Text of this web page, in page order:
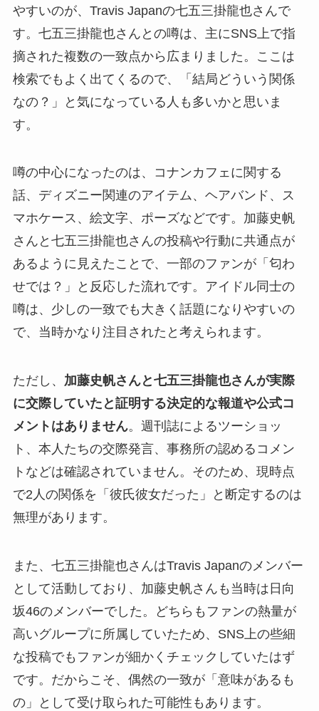
やすいのが、Travis Japanの七五三掛龍也さんで
す。七五三掛龍也さんとの噂は、主にSNS上で指
摘された複数の一致点から広まりました。ここは
検索でもよく出てくるので、「結局どういう関係
なの？」と気になっている人も多いかと思いま
す。
噂の中心になったのは、コナンカフェに関する
話、ディズニー関連のアイテム、ヘアバンド、ス
マホケース、絵文字、ポーズなどです。加藤史帆
さんと七五三掛龍也さんの投稿や行動に共通点が
あるように見えたことで、一部のファンが「匂わ
せでは？」と反応した流れです。アイドル同士の
噂は、少しの一致でも大きく話題になりやすいの
で、当時かなり注目されたと考えられます。
ただし、 加藤史帆さんと七五三掛龍也さんが実際
に交際していたと証明する決定的な報道や公式コ
メントはありません。週刊誌によるツーショッ
ト、本人たちの交際発言、事務所の認めるコメン
トなどは確認されていません。そのため、現時点
で2人の関係を「彼氏彼女だった」と断定するのは
無理があります。
また、七五三掛龍也さんはTravis Japanのメンバー
として活動しており、加藤史帆さんも当時は日向
坂46のメンバーでした。どちらもファンの熱量が
高いグループに所属していたため、SNS上の些細
な投稿でもファンが細かくチェックしていたはず
です。だからこそ、偶然の一致が「意味があるも
の」として受け取られた可能性もあります。